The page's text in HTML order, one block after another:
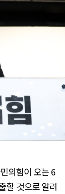
의힘이 오는 6
할 것으로 알려